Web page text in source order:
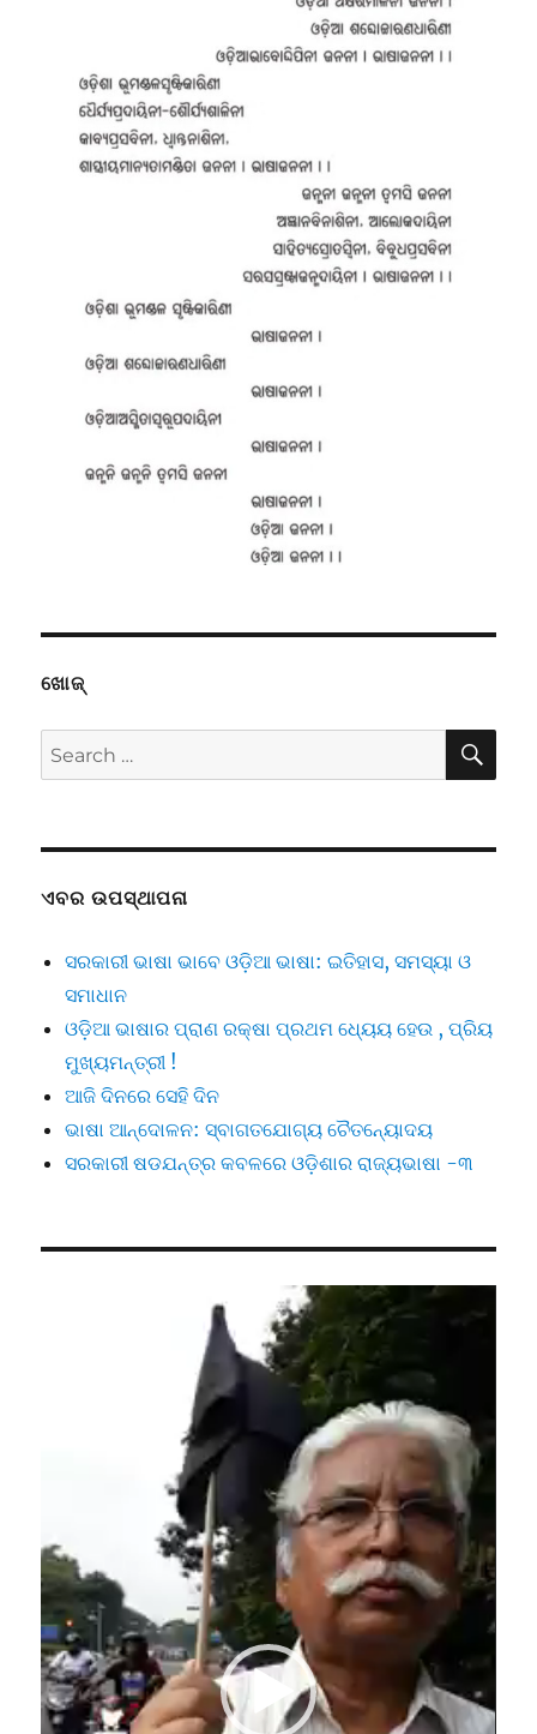
ଖୋଜ୍
Search
for:
ଏବର ଉପସ୍ଥାପନା
ସରକାରୀ ଭାଷା ଭାବେ ଓଡ଼ିଆ ଭାଷା: ଇତିହାସ, ସମସ୍ୟା ଓ
ସମାଧାନ
ଓଡ଼ିଆ ଭାଷାର ପ୍ରାଣ ରକ୍ଷା ପ୍ରଥମ ଧ୍ୟେୟ ହେଉ , ପ୍ରିୟ
ମୁଖ୍ୟମନ୍ତ୍ରୀ !
ଆଜି ଦିନରେ ସେହି ଦିନ
ଭାଷା ଆନ୍ଦୋଳନ: ସ୍ବାଗତଯୋଗ୍ୟ ଚୈତନ୍ୟୋଦୟ
ସରକାରୀ ଷଡଯନ୍ତ୍ର କବଳରେ ଓଡ଼ିଶାର ରାଜ୍ୟଭାଷା -୩